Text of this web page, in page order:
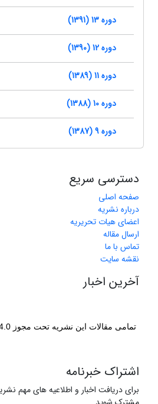
دوره 13 (1391)
دوره 12 (1390)
دوره 11 (1389)
دوره 10 (1388)
دوره 9 (1387)
دسترسی سریع
صفحه اصلی
درباره نشریه
اعضای هیات تحریریه
ارسال مقاله
تماس با ما
نقشه سایت
آخرین اخبار
تمامی مقالات این نشریه تحت مجوز CC BY 4.0 منتشر می‌شوند.
اشتراک خبرنامه
برای دریافت اخبار و اطلاعیه های مهم